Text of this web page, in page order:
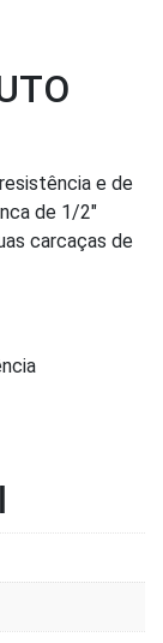
e de
de 1/2″
carcaças de